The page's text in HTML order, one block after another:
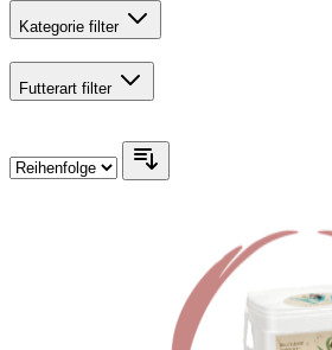
Kategorie filter
Futterart filter